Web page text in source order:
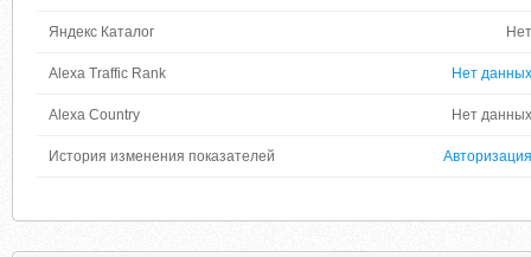
Яндекс Каталог Нет
Alexa Traffic Rank Нет данных
Alexa Country Нет данных
История изменения показателей Авторизация